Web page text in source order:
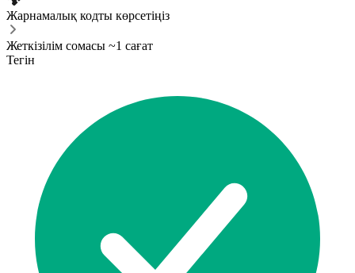
Жарнамалық кодты көрсетіңіз
Жеткізілім сомасы ~1 сағат
Тегін